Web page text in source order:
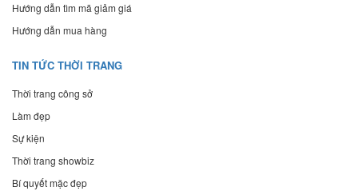
Hướng dẫn tìm mã giảm giá
Hướng dẫn mua hàng
TIN TỨC THỜI TRANG
Thời trang công sở
Làm đẹp
Sự kiện
Thời trang showbiz
Bí quyết mặc đẹp